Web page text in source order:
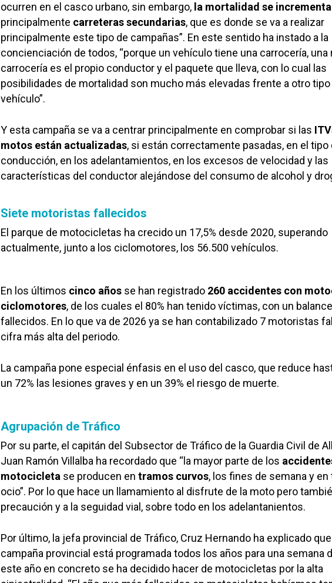
ocurren en el casco urbano, sin embargo, la mortalidad se incrementa
principalmente carreteras secundarias, que es donde se va a realizar
principalmente este tipo de campañas”. En este sentido ha instado a la
concienciación de todos, “porque un vehículo tiene una carrocería, una
carrocería es el propio conductor y el paquete que lleva, con lo cual las
posibilidades de mortalidad son mucho más elevadas frente a otro tipo
vehículo”.
Y esta campaña se va a centrar principalmente en comprobar si las
motos están actualizadas, si están correctamente pasadas, en el tipo
conducción, en los adelantamientos, en los excesos de velocidad y las
características del conductor alejándose del consumo de alcohol y
Siete motoristas fallecidos
El parque de motocicletas ha crecido un 17,5% desde 2020, superando
actualmente, junto a los ciclomotores, los 56.500 vehículos.
En los últimos cinco años se han registrado 260 accidentes con
ciclomotores, de los cuales el 80% han tenido víctimas, con un
fallecidos. En lo que va de 2026 ya se han contabilizado 7 motoristas
cifra más alta del periodo.
La campaña pone especial énfasis en el uso del casco, que reduce
un 72% las lesiones graves y en un 39% el riesgo de muerte.
Agrupación de Tráfico
Por su parte, el capitán del Subsector de Tráfico de la Guardia Civil de
Juan Ramón Villalba ha recordado que “la mayor parte de los
motocicleta se producen en tramos curvos, los fines de semana y
ocio”. Por lo que hace un llamamiento al disfrute de la moto pero
precaución y a la seguidad vial, sobre todo en los adelantanientos.
Por último, la jefa provincial de Tráfico, Cruz Hernando ha explicado
campaña provincial está programada todos los años para una semana
este año en concreto se ha decidido hacer de motocicletas por la alta